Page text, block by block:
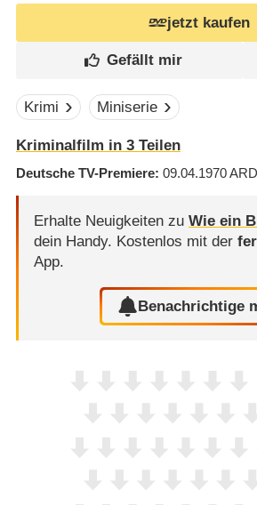
jetzt kaufen
Krimi Miniserie
Kriminalfilm in 3 Teilen
Deutsche TV-Premiere 09.04.1970ARD
Erhalte Neuigkeiten zu Wie ein
dein Handy. Kostenlos mit der
App.
Benachrichtige